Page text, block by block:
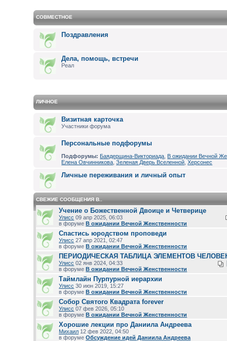
СОВМЕСТНОЕ
Поздравления
Дела, помощь, встречи
Реал
ЛИЧНОЕ
Визитная карточка
Участники форума
Персональные подфорумы
Подфорумы: Баядерщина-Викториада В ожидании Вечной
Елена Овчинникова ,Зеленая Дверь Вселенной ,Херсонес
Личные переживания и личный опыт
СВЕЖИЕ СООБЩЕНИЯ В..
Учение о Божественной Двоице и Четверице
Улисс 09 апр 2025, 06:03
в форумеВ ожидании Вечной Женственности
Спастись юродством проповеди
Улисс 27 апр 2021, 02:47
в форумеВ ожидании Вечной Женственности
ПЕРИОДИЧЕСКАЯ ТАБЛИЦА ЭЛЕМЕНТОВ
Улисс 02 янв 2024, 04:33
в форумеВ ожидании Вечной Женственности
Таймлайн Пурпурной иерархии
Улисс 30 июн 2019, 15:27
в форумеВ ожидании Вечной Женственности
Собор Святого Квадрата forever
Улисс 07 фев 2026, 05:10
в форумеВ ожидании Вечной Женственности
Хорошие лекции про Даниила Андреева
Михаил 12 фев 2022, 04:50
в форумеОбсуждение идей Даниила Андреева